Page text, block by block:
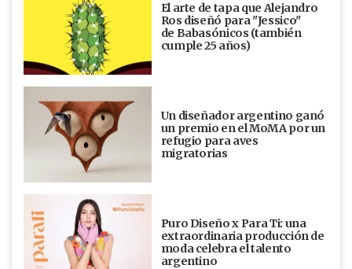
El arte de tapa que Alejandro
Ros diseñó para "Jessico"
de Babasónicos (también
cumple 25 años)
Un diseñador argentino ganó
un premio en el MoMA por un
refugio para aves
migratorias
Puro Diseño x Para Ti: una
extraordinaria producción de
moda celebra el talento
argentino